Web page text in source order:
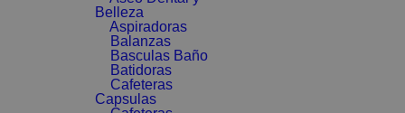
Belleza
Aspiradoras
Balanzas
Basculas Baño
Batidoras
Cafeteras
Capsulas